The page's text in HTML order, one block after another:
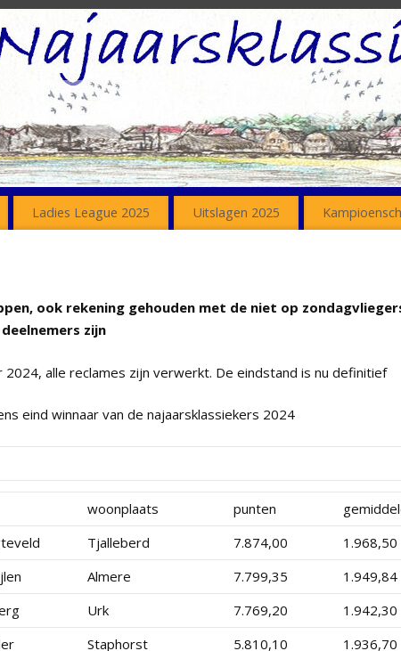
Ladies League 2025 Uitslagen 2025
ook rekening gehouden met de niet op
zijn
alle reclames zijn verwerkt. De eindstand is nu definitief
eind winnaar van de najaarsklassiekers 2024
woonplaats punten
Tjalleberd 7.874,00
1.968,50
Almere 7.799,35
1.949,84
Urk 7.769,20
1.942,30
Staphorst 5.810,10 1.936,70